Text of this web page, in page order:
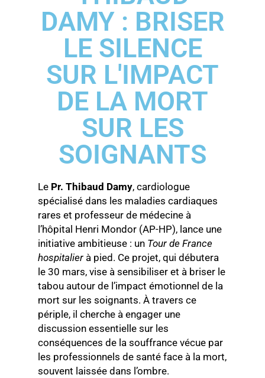
DAMY : BRISER
LE SILENCE
SUR L'IMPACT
DE LA MORT
SUR LES
SOIGNANTS
Le Pr. Thibaud Damy, cardiologue
spécialisé dans les maladies cardiaques
rares et professeur de médecine à
l’hôpital Henri Mondor (AP-HP), lance une
initiative ambitieuse : un Tour de France
hospitalier à pied. Ce projet, qui débutera
le 30 mars, vise à sensibiliser et à briser le
tabou autour de l’impact émotionnel de la
mort sur les soignants. À travers ce
périple, il cherche à engager une
discussion essentielle sur les
conséquences de la souffrance vécue par
les professionnels de santé face à la mort,
souvent laissée dans l’ombre.